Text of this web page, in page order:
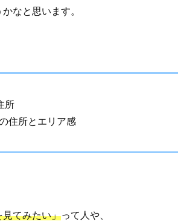
なと思います。
所
住所とエリア感
見てみたい」って人や、